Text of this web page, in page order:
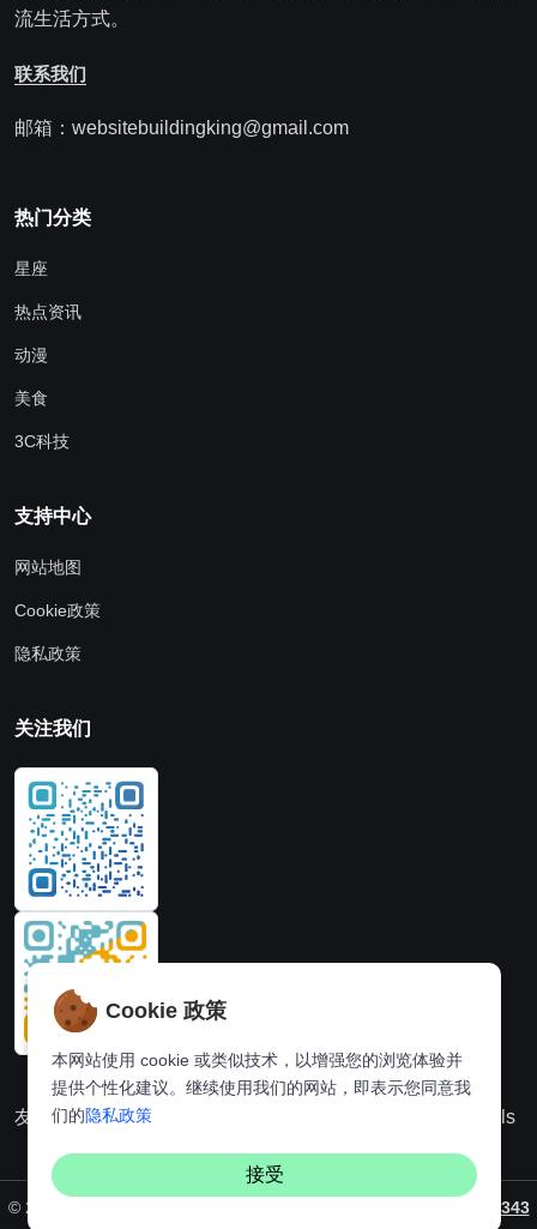
流生活方式。
联系我们
邮箱：websitebuildingking@gmail.com
热门分类
星座
热点资讯
动漫
美食
3C科技
支持中心
网站地图
Cookie政策
隐私政策
关注我们
友情链接：动漫派 Hi,online tools
© 2026. All rights reserved by
粤ICP备2024231343
Cookie 政策
本网站使用 cookie 或类似技术，以增强您的浏览体验并
提供个性化建议。继续使用我们的网站，即表示您同意我
们的隐私政策
接受